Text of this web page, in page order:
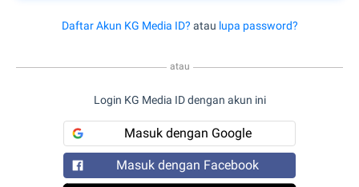
Daftar Akun KG Media ID? atau lupa password?
atau
Login KG Media ID dengan akun ini
Masuk dengan Google
Masuk dengan Facebook